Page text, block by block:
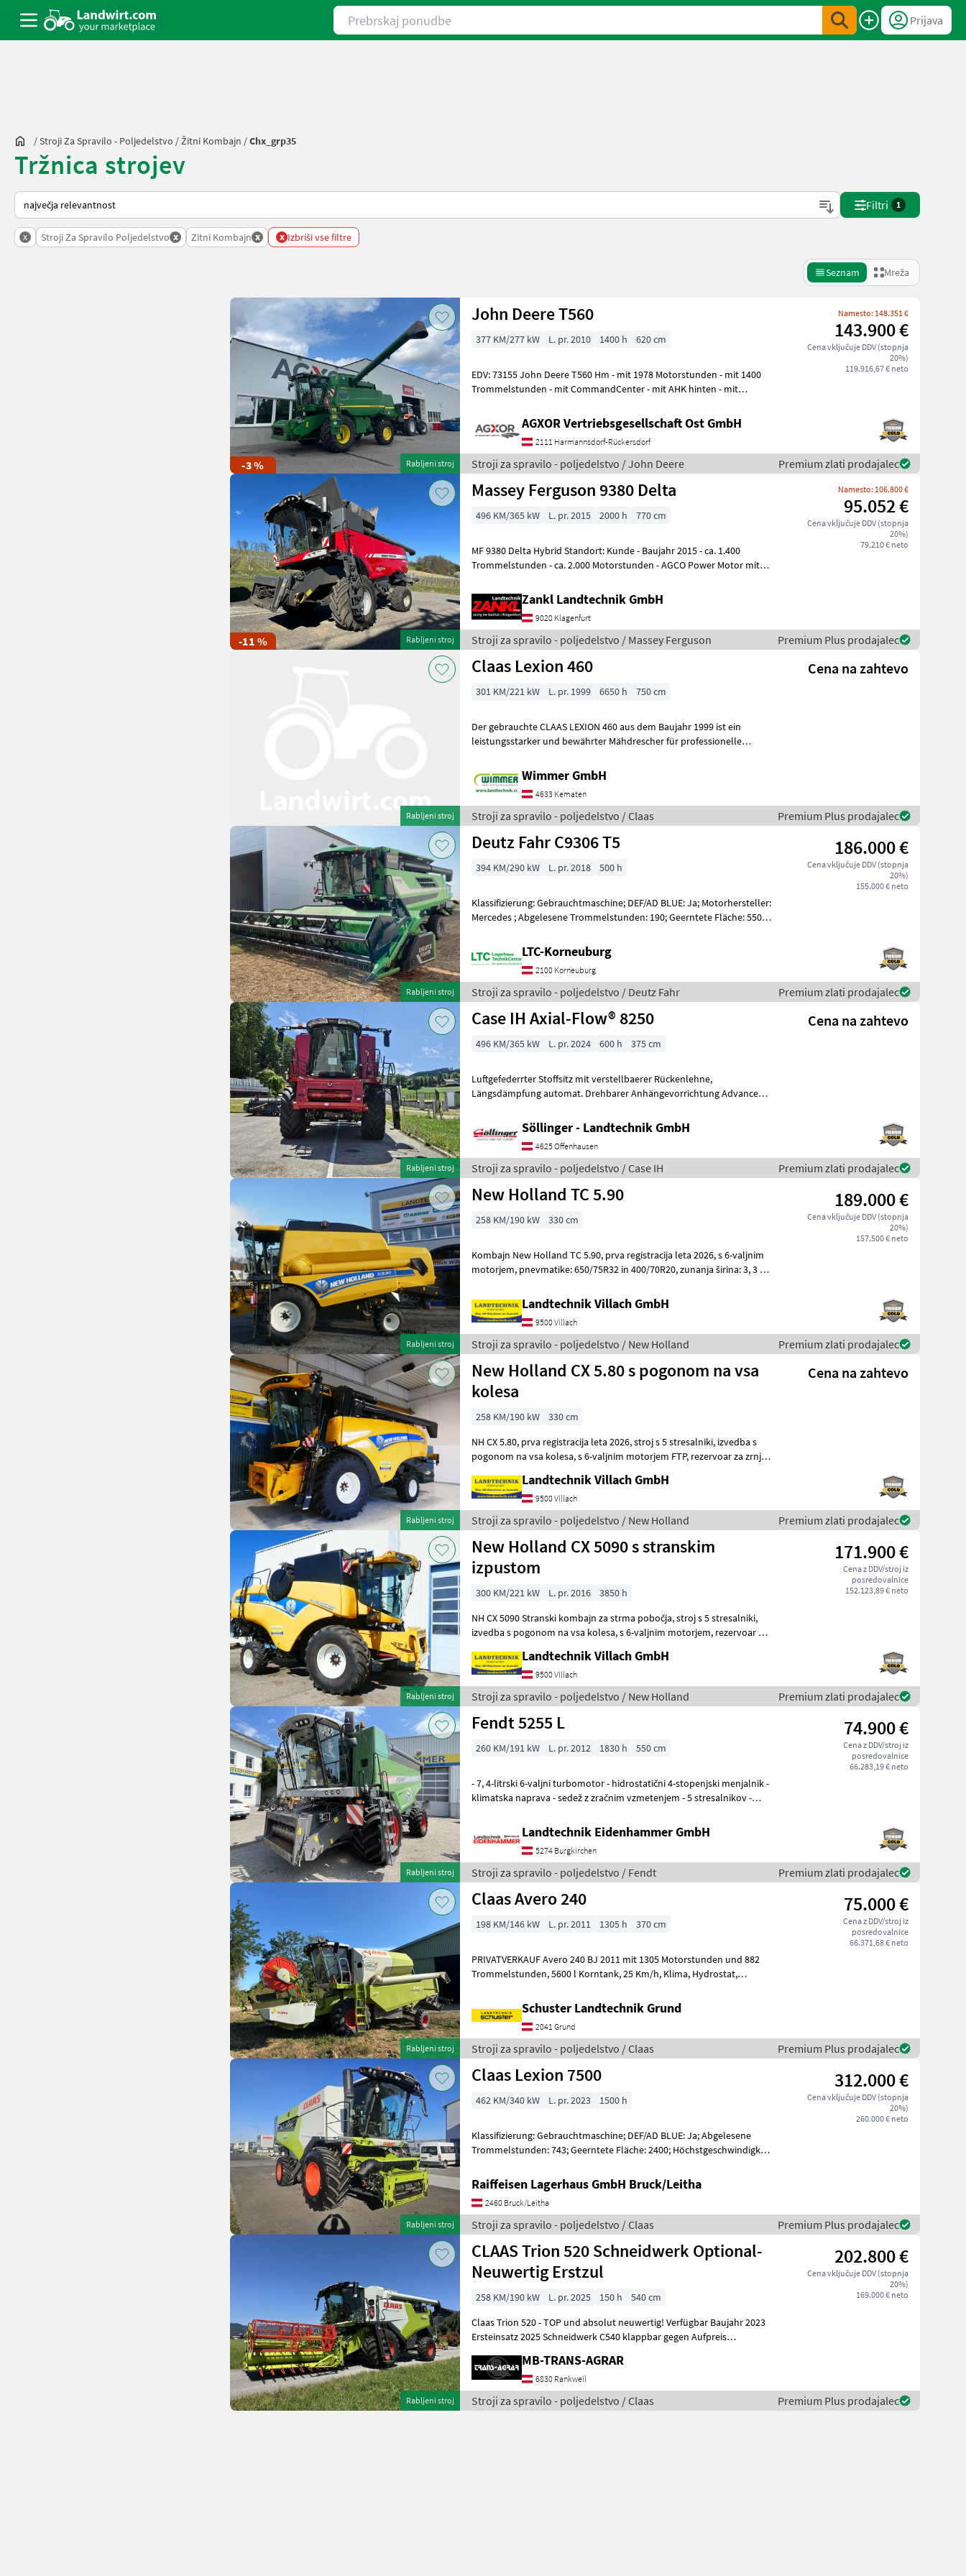
Prebrskaj ponudbe
Prijava
/Stroji Za Spravilo - Poljedelstvo /Žitni Kombajn /Chx_grp35
Tržnica strojev
Tako je razvrščeno na Landwirt.com
Filtri 1
x Stroji Za Spravilo Poljedelstvo x Zitni Kombajn x x Izbriši vse filtre
Seznam Mreža
-3 % Rabljeni stroj
John Deere T560 Namesto: 148.351 €
143.900 €
Cena vključuje DDV (stopnja
20%)
119.916,67 € neto
377 KM/277 kW L. pr. 2010 1400 h 620 cm
EDV: 73155 John Deere T560 Hm - mit 1978 Motorstunden - mit 1400
Trommelstunden - mit CommandCenter - mit AHK hinten - mit
AGXOR Vertriebsgesellschaft Ost GmbH
2111 Harmannsdorf-Rückersdorf
Stroji za spravilo - poljedelstvo / John Deere Premium zlati prodajalec
-11 % Rabljeni stroj
Massey Ferguson 9380 Delta Namesto: 106.800 €
95.052 €
Cena vključuje DDV (stopnja
20%)
79.210 € neto
496 KM/365 kW L. pr. 2015 2000 h 770 cm
MF 9380 Delta Hybrid Standort: Kunde - Baujahr 2015 - ca. 1.400
Trommelstunden - ca. 2.000 Motorstunden - AGCO Power Motor mit
Zankl Landtechnik GmbH
9020 Klagenfurt
Stroji za spravilo - poljedelstvo / Massey Ferguson Premium Plus prodajalec
Rabljeni stroj
Claas Lexion 460 Cena na zahtevo
301 KM/221 kW L. pr. 1999 6650 h 750 cm
Der gebrauchte CLAAS LEXION 460 aus dem Baujahr 1999 ist ein
leistungsstarker und bewährter Mähdrescher für professionelle
Wimmer GmbH
4633 Kematen
Stroji za spravilo - poljedelstvo / Claas Premium Plus prodajalec
Rabljeni stroj
Deutz Fahr C9306 T5 186.000 €
Cena vključuje DDV (stopnja
20%)
155.000 € neto
394 KM/290 kW L. pr. 2018 500 h
Klassifizierung: Gebrauchtmaschine; DEF/AD BLUE: Ja; Motorhersteller:
Mercedes ; Abgelesene Trommelstunden: 190; Geerntete Fläche: 550;
LTC-Korneuburg
2100 Korneuburg
Stroji za spravilo - poljedelstvo / Deutz Fahr Premium zlati prodajalec
Rabljeni stroj
Case IH Axial-Flow® 8250 Cena na zahtevo
496 KM/365 kW L. pr. 2024 600 h 375 cm
Luftgefederrter Stoffsitz mit verstellbaerer Rückenlehne,
Längsdämpfung automat. Drehbarer Anhängevorrichtung Advanced
Söllinger - Landtechnik GmbH
4625 Offenhausen
Stroji za spravilo - poljedelstvo / Case IH Premium zlati prodajalec
Rabljeni stroj
New Holland TC 5.90 189.000 €
Cena vključuje DDV (stopnja
20%)
157.500 € neto
258 KM/190 kW 330 cm
Kombajn New Holland TC 5.90, prva registracija leta 2026, s 6-valjnim
motorjem, pnevmatike: 650/75R32 in 400/70R20, zunanja širina: 3, 3 m,
Landtechnik Villach GmbH
9500 Villach
Stroji za spravilo - poljedelstvo / New Holland Premium zlati prodajalec
Rabljeni stroj
New Holland CX 5.80 s pogonom na vsa
kolesa
Cena na zahtevo
258 KM/190 kW
330 cm
NH CX 5.80, prva registracija leta 2026, stroj s 5 stresalniki, izvedba s
pogonom na vsa kolesa, s 6-valjnim motorjem FTP, rezervoar za zrnje:
Landtechnik Villach GmbH
9500 Villach
Stroji za spravilo - poljedelstvo / New Holland Premium zlati prodajalec
Rabljeni stroj
New Holland CX 5090 s stranskim
izpustom
171.900 €
Cena z DDV/stroj iz
posredovalnice
152.123,89 € neto
300 KM/221 kW L. pr. 2016
3850 h
NH CX 5090 Stranski kombajn za strma pobočja, stroj s 5 stresalniki,
izvedba s pogonom na vsa kolesa, s 6-valjnim motorjem, rezervoar za
Landtechnik Villach GmbH
9500 Villach
Stroji za spravilo - poljedelstvo / New Holland Premium zlati prodajalec
Rabljeni stroj
Fendt 5255 L 74.900 €
Cena z DDV/stroj iz
posredovalnice
66.283,19 € neto
260 KM/191 kW L. pr. 2012 1830 h 550 cm
- 7, 4-litrski 6-valjni turbomotor - hidrostatični 4-stopenjski menjalnik -
klimatska naprava - sedež z zračnim vzmetenjem - 5 stresalnikov -
Landtechnik Eidenhammer GmbH
5274 Burgkirchen
Stroji za spravilo - poljedelstvo / Fendt Premium zlati prodajalec
Rabljeni stroj
Claas Avero 240 75.000 €
Cena z DDV/stroj iz
posredovalnice
66.371,68 € neto
198 KM/146 kW L. pr. 2011 1305 h 370 cm
PRIVATVERKAUF Avero 240 BJ 2011 mit 1305 Motorstunden und 882
Trommelstunden, 5600 l Korntank, 25 Km/h, Klima, Hydrostat,
Schuster Landtechnik Grund
2041 Grund
Stroji za spravilo - poljedelstvo / Claas Premium Plus prodajalec
Rabljeni stroj
Claas Lexion 7500 312.000 €
Cena vključuje DDV (stopnja
20%)
260.000 € neto
462 KM/340 kW L. pr. 2023 1500 h
Klassifizierung: Gebrauchtmaschine; DEF/AD BLUE: Ja; Abgelesene
Trommelstunden: 743; Geerntete Fläche: 2400; Höchstgeschwindigkeit
Raiffeisen Lagerhaus GmbH Bruck/Leitha
2460 Bruck/Leitha
Stroji za spravilo - poljedelstvo / Claas Premium Plus prodajalec
Rabljeni stroj
CLAAS Trion 520 Schneidwerk Optional-
Neuwertig Erstzul
202.800 €
Cena vključuje DDV (stopnja
20%)
169.000 € neto
258 KM/190 kW L. pr. 2025 150 h
540 cm
Claas Trion 520 - TOP und absolut neuwertig! Verfügbar Baujahr 2023
Ersteinsatz 2025 Schneidwerk C540 klappbar gegen Aufpreis
MB-TRANS-AGRAR
6830 Rankweil
Stroji za spravilo - poljedelstvo / Claas Premium Plus prodajalec